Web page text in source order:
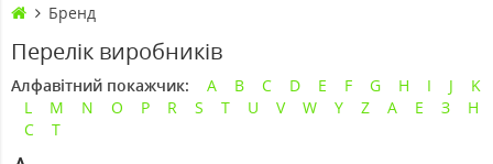
Бренд
Перелік виробників
Алфавітний покажчик: A B C D E F G H I J
K
L
M N O P R S T U V W Y Z А Е З
Н
С
Т